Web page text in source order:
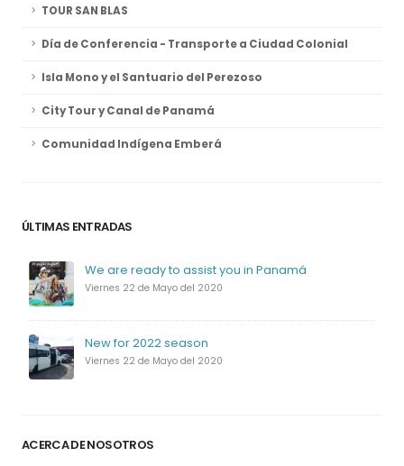
TOUR SAN BLAS
Día de Conferencia - Transporte a Ciudad Colonial
Isla Mono y el Santuario del Perezoso
City Tour y Canal de Panamá
Comunidad Indígena Emberá
ÚLTIMAS ENTRADAS
We are ready to assist you in Panamá
Viernes 22 de Mayo del 2020
New for 2022 season
Viernes 22 de Mayo del 2020
ACERCA DE NOSOTROS